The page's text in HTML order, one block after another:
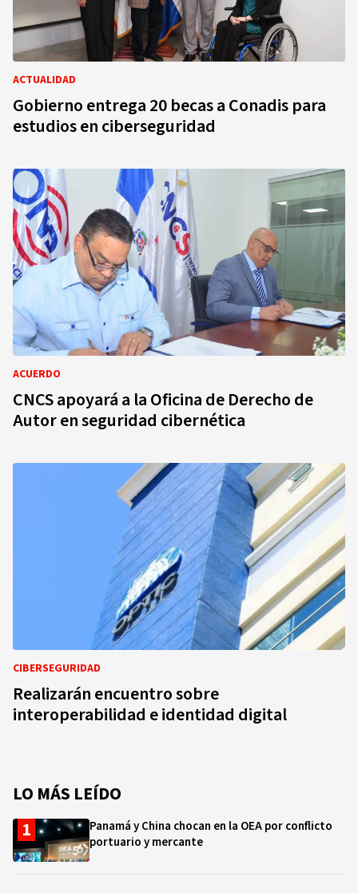
ACTUALIDAD
Gobierno entrega 20 becas a Conadis para
estudios en ciberseguridad
ACUERDO
CNCS apoyará a la Oficina de Derecho de
Autor en seguridad cibernética
CIBERSEGURIDAD
Realizarán encuentro sobre
interoperabilidad e identidad digital
LO MÁS LEÍDO
Panamá y China chocan en la OEA por conflicto
portuario y mercante